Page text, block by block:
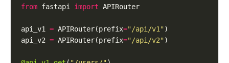
from fastapi import
api_v1 = APIRouter(prefix="/api/v1"
api_v2 = APIRouter(prefix="/api/v2"